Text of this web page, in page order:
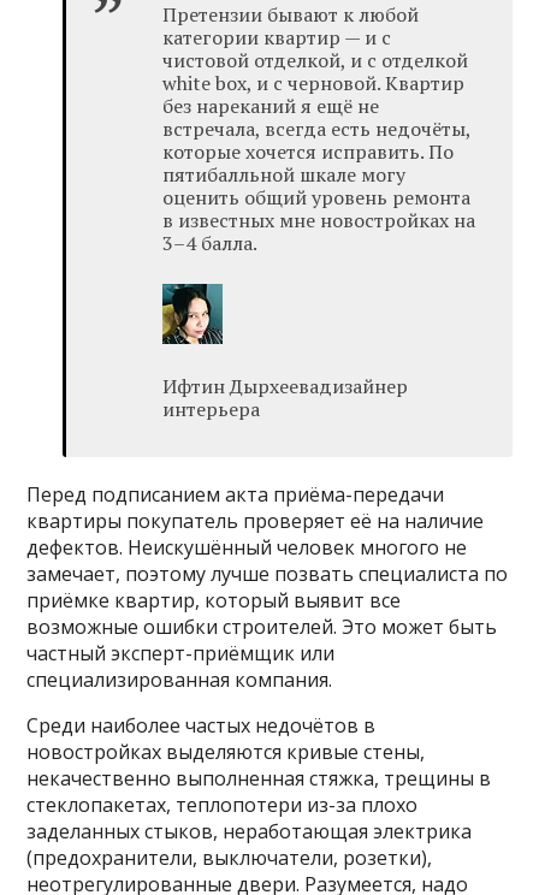
Претензии бывают к любой
категории квартир — и с
чистовой отделкой, и c отделкой
white box, и с черновой. Квартир
без нареканий я ещё не
встречала, всегда есть недочёты,
которые хочется исправить. По
пятибалльной шкале могу
оценить общий уровень ремонта
в известных мне новостройках на
3–4 балла.
Ифтин Дырхеевадизайнер
интерьера
Перед подписанием акта приёма-передачи
квартиры покупатель проверяет её на наличие
дефектов. Неискушённый человек многого не
замечает, поэтому лучше позвать специалиста по
приёмке квартир, который выявит все
возможные ошибки строителей. Это может быть
частный эксперт-приёмщик или
специализированная компания.
Среди наиболее частых недочётов в
новостройках выделяются кривые стены,
некачественно выполненная стяжка, трещины в
стеклопакетах, теплопотери из-за плохо
заделанных стыков, неработающая электрика
(предохранители, выключатели, розетки),
неотрегулированные двери. Разумеется, надо